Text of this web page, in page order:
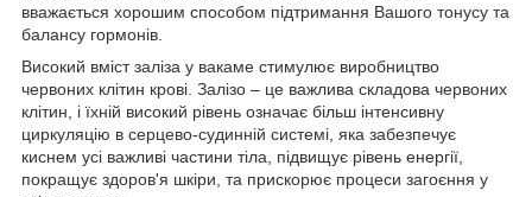
вважається хорошим способом підтримання Вашого тонусу та
балансу гормонів.
Високий вміст заліза у вакаме стимулює виробництво
червоних клітин крові. Залізо – це важлива складова червоних
клітин, і їхній високий рівень означає більш інтенсивну
циркуляцію в серцево-судинній системі, яка забезпечує
киснем усі важливі частини тіла, підвищує рівень енергії,
покращує здоров'я шкіри, та прискорює процеси загоєння у